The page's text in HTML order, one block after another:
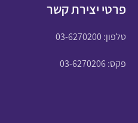
פרטי יצירת קשר
טלפון:03-6270200
פקס: 03-6270206